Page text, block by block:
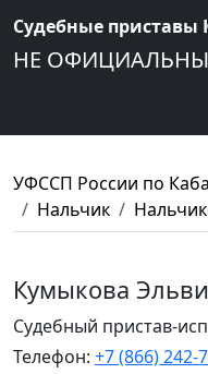
Судебные приставы
НЕ
УФССП России по
Нальчик
Кумыкова
Судебный пристав-
Телефон: +7 (866) 242-